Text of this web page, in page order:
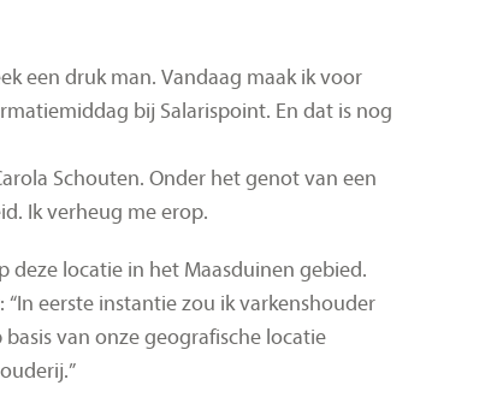
een druk man. Vandaag maak ik voor
bij Salarispoint. En dat is nog
Schouten. Onder het genot van een
Ik verheug me erop.
deze locatie in het Maasduinen gebied.
eerste instantie zou ik varkenshouder
van onze geografische locatie